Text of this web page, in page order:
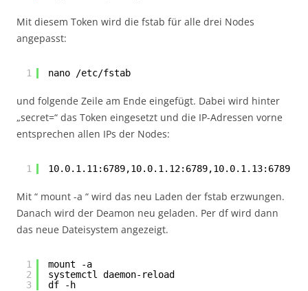
Mit diesem Token wird die fstab für alle drei Nodes
angepasst:
1 nano /etc/fstab
und folgende Zeile am Ende eingefügt. Dabei wird hinter
„secret=“ das Token eingesetzt und die IP-Adressen vorne
entsprechen allen IPs der Nodes:
1 10.0.1.11:6789,10.0.1.12:6789,10.0.1.13:6789:/
Mit “ mount -a “ wird das neu Laden der fstab erzwungen.
Danach wird der Deamon neu geladen. Per df wird dann
das neue Dateisystem angezeigt.
1
2
3
mount -a
systemctl daemon-reload
df -h